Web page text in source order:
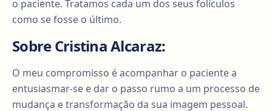
o paciente. Tratamos cada um dos seus folículos
como se fosse o último.
Sobre Cristina Alcaraz:
O meu compromisso é acompanhar o paciente a
entusiasmar-se e dar o passo rumo a um processo de
mudança e transformação da sua imagem pessoal.